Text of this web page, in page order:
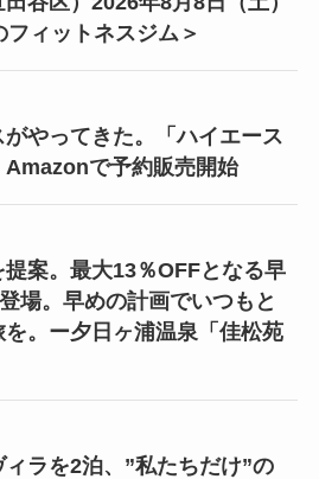
フィットネスジム＞
やってきた。「ハイエース
Amazonで予約販売開始
案。最大13％OFFとなる早
場。早めの計画でいつもと
。ー夕日ヶ浦温泉「佳松苑
ラを2泊、”私たちだけ”の